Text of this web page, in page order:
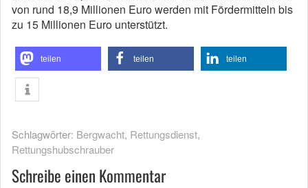
von rund 18,9 Millionen Euro werden mit Fördermitteln bis
zu 15 Millionen Euro unterstützt.
teilen teilen teilen
Schlagwörter: Bergwacht, Rettungsdienst,
Rettungshubschrauber
Schreibe einen Kommentar